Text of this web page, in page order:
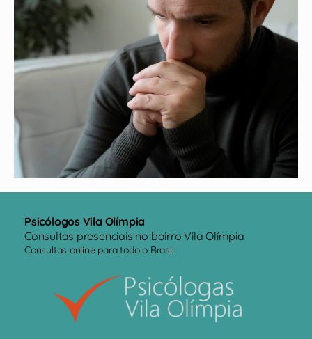
Psicólogos Vila Olímpia
Consultas presenciais no bairro Vila Olímpia
Consultas online para todo o Brasil